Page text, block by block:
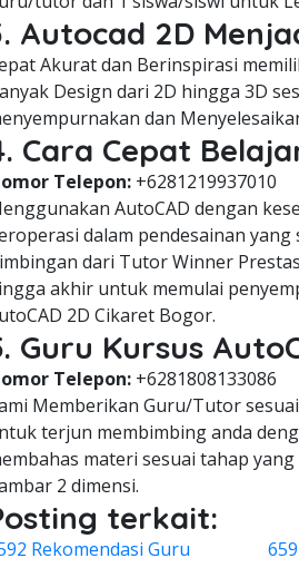
Autocad 2D
Akurat dan Berinspirasi
Design dari 2D hingga 3D
dan
Cara Cepat
Telepon: +6281219937010
AutoCAD dengan
dalam pendesainan
dari Tutor Winner
akhir untuk memulai
2D Cikaret Bogor.
Guru Kursus
Telepon: +6281808133086
Memberikan Guru/Tutor
terjun membimbing anda
materi sesuai tahap
2 dimensi.
terkait:
Rekomendasi Guru